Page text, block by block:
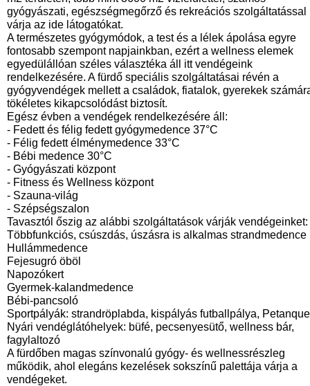
gyógyászati, egészségmegőrző és rekreációs szolgáltatással
várja az ide látogatókat.
A természetes gyógymódok, a test és a lélek ápolása egyre
fontosabb szempont napjainkban, ezért a wellness elemek
egyedülállóan széles választéka áll itt vendégeink
rendelkezésére. A fürdő speciális szolgáltatásai révén a
gyógyvendégek mellett a családok, fiatalok, gyerekek
tökéletes kikapcsolódást biztosít.
Egész évben a vendégek rendelkezésére áll:
- Fedett és félig fedett gyógymedence 37°C
- Félig fedett élménymedence 33°C
- Bébi medence 30°C
- Gyógyászati központ
- Fitness és Wellness központ
- Szauna-világ
- Szépségszalon
Tavasztól őszig az alábbi szolgáltatások várják vendégeinket:
Többfunkciós, csúszdás, úszásra is alkalmas strandmedence
Hullámmedence
Fejesugró öböl
Napozókert
Gyermek-kalandmedence
Bébi-pancsoló
Sportpályák: strandröplabda, kispályás futballpálya, Petanque
Nyári vendéglátóhelyek: büfé, pecsenyesütő, wellness bár,
fagylaltozó
A fürdőben magas színvonalú gyógy- és wellnessrészleg
működik, ahol elegáns kezelések sokszínű palettája várja a
vendégeket.